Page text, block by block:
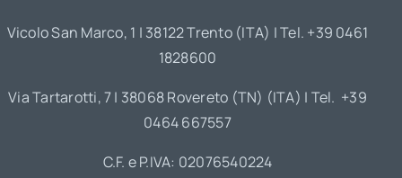
Vicolo San Marco, 1 | 38122 Trento (ITA) | Tel. +39 0461
1828600
Via Tartarotti, 7 | 38068 Rovereto (TN) (ITA) | Tel. +39
0464 667557
C.F. e P.IVA: 02076540224